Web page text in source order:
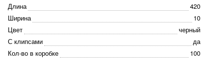
Длина
420
Ширина
10
Цвет
черный
С клипсами
да
Кол-во в коробке
100